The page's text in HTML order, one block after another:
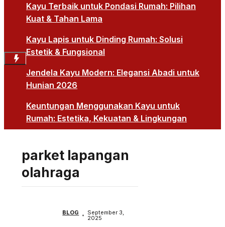
Kayu Terbaik untuk Pondasi Rumah: Pilihan
Kuat & Tahan Lama
Kayu Lapis untuk Dinding Rumah: Solusi
Estetik & Fungsional
Jendela Kayu Modern: Elegansi Abadi untuk
Hunian 2026
Keuntungan Menggunakan Kayu untuk
Rumah: Estetika, Kekuatan & Lingkungan
parket lapangan
olahraga
BLOG September 3,
2025